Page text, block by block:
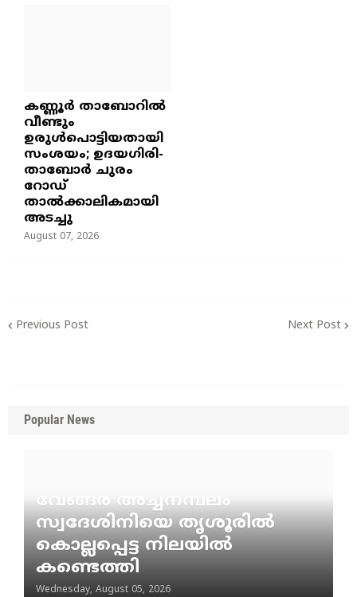
കണ്ണൂർ താബോറിൽ
വീണ്ടും
ഉരുൾപൊട്ടിയതായി
സംശയം; ഉദയഗിരി-
താബോർ ചുരം
റോഡ്
താൽക്കാലികമായി
അടച്ചു
August 07, 2026
Previous Post Next Post
Popular News
വേങ്ങര അച്ചനമ്പലം
സ്വദേശിനിയെ തൃശൂരിൽ
കൊല്ലപ്പെട്ട നിലയിൽ
കണ്ടെത്തി
Wednesday, August 05, 2026